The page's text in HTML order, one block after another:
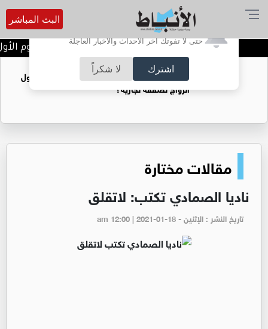
أترغب في تفعيل الإشعارات؟
حتى لا تفوتك آخر الأحداث والأخبار العاجلة
اشترك لا شكراً
البث المباشر
تتويج الفرق الفائزة في اليوم
فتيات يستغللنه لتحقيق مكاسب مادية.. هل تحول
الزواج لصفقة تجارية؟
مقالات مختارة
ناديا الصمادي تكتب: لاتقلق
تاريخ النشر : الإثنين - am 12:00 | 2021-01-18